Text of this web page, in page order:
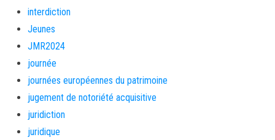
interdiction
Jeunes
JMR2024
journée
journées européennes du patrimoine
jugement de notoriété acquisitive
juridiction
juridique